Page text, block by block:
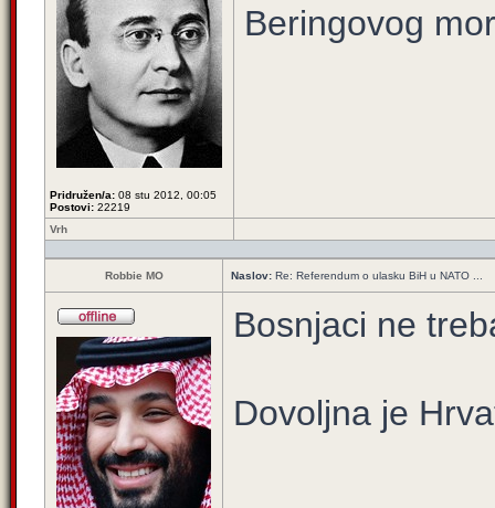
Pridružen/a: 08 stu 2012, 00:05
Postovi: 22219
Beringovog
Vrh
Robbie MO Naslov: Re: Referendum o ulasku BiH u NATO ...
Bosnjaci ne
Dovoljna je